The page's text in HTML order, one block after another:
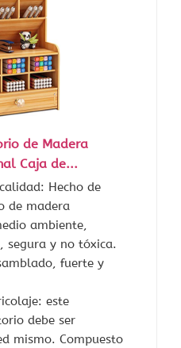
de Madera
Caja de...
Hecho de
de madera
ambiente,
segura y no tóxica.
fuerte y
este
debe ser
mismo. Compuesto